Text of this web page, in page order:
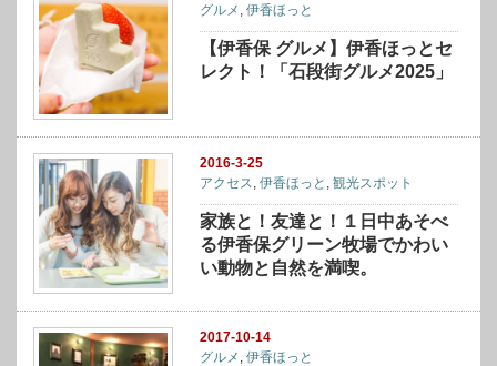
グルメ ,伊香ほっと
【伊香保 グルメ】伊香ほっとセ
レクト！「石段街グルメ2025」
2016-3-25
アクセス,伊香ほっと ,観光スポット
家族と！友達と！１日中あそべ
る伊香保グリーン牧場でかわい
い動物と自然を満喫。
2017-10-14
グルメ ,伊香ほっと